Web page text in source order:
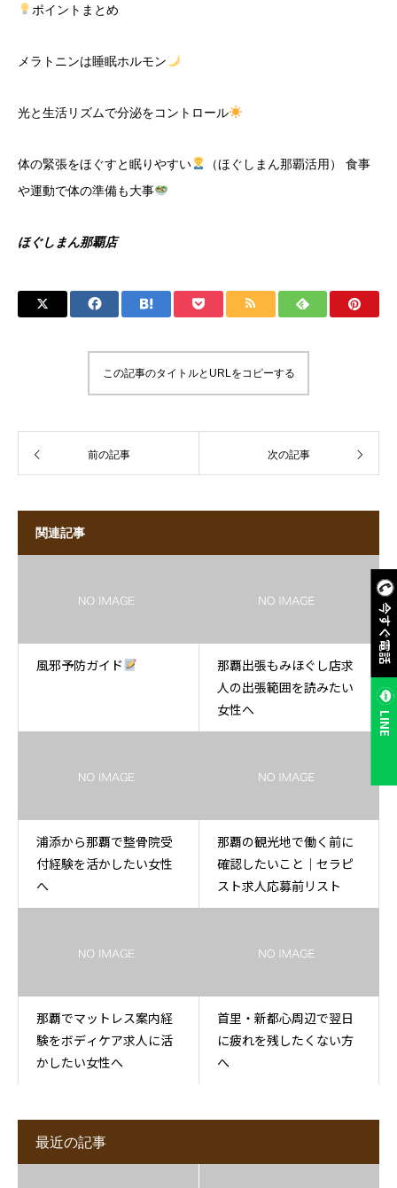
今すぐ電話
LINE
ポイントまとめ
メラトニンは睡眠ホルモン
光と生活リズムで分泌をコントロール
体の緊張をほぐすと眠りやすい
（ほぐしまん那覇活用） 食事
や運動で体の準備も大事
ほぐしまん那覇店
この記事のタイトルとURLをコピーする
前の記事 次の記事
関連記事
風邪予防ガイド
那覇出張もみほぐし店求
人の出張範囲を読みたい
女性へ
浦添から那覇で整骨院受
付経験を活かしたい女性
へ
那覇の観光地で働く前に
確認したいこと｜セラピ
スト求人応募前リスト
那覇でマットレス案内経
験をボディケア求人に活
かしたい女性へ
首里・新都心周辺で翌日
に疲れを残したくない方
へ
最近の記事